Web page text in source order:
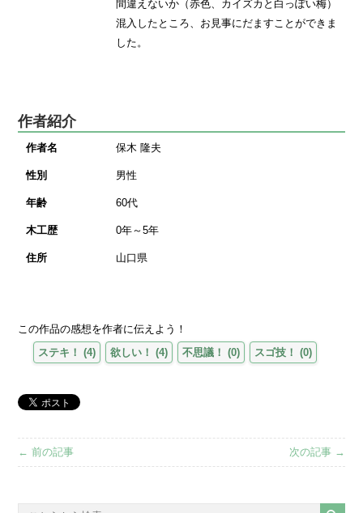
間違えないか（赤色、カイズカと白っぽい梅）
混入したところ、お見事にだますことができま
した。
作者紹介
作者名 保木 隆夫
性別 男性
年齢 60代
木工歴 0年～5年
住所 山口県
この作品の感想を作者に伝えよう！
ステキ！
(4) 欲しい！ (4) 不思議！ (0) スゴ技！ (0)
← 前の記事 次の記事 →